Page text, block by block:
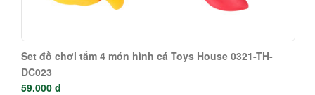
Set đồ chơi tắm 4 món hình cá Toys House 0321-TH-
DC023
59.000 đ